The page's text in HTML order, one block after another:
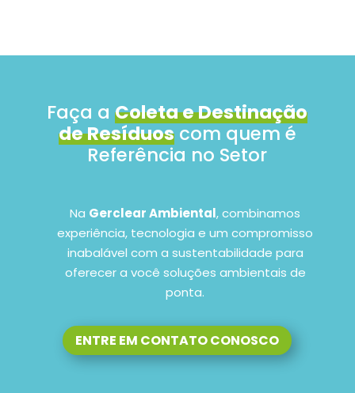
Faça aColeta e Destinação
de Resíduoscom quem é
Referência no Setor
Na Gerclear Ambiental, combinamos
experiência, tecnologia e um compromisso
inabalável com a sustentabilidade para
oferecer a você soluções ambientais de
ponta.
ENTRE EM CONTATO CONOSCO